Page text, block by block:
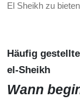
El Sheikh zu
Häufig
el-Sheikh
Wann